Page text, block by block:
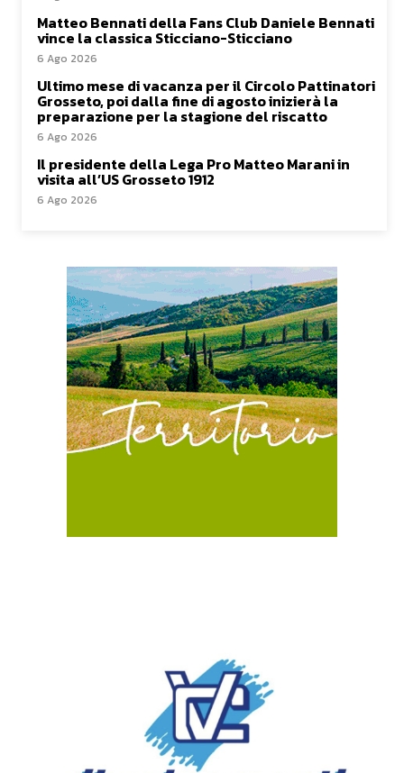
Matteo Bennati della Fans Club Daniele Bennati
vince la classica Sticciano-Sticciano
6 Ago 2026
Ultimo mese di vacanza per il Circolo Pattinatori
Grosseto, poi dalla fine di agosto inizierà la
preparazione per la stagione del riscatto
6 Ago 2026
Il presidente della Lega Pro Matteo Marani in
visita all’US Grosseto 1912
6 Ago 2026